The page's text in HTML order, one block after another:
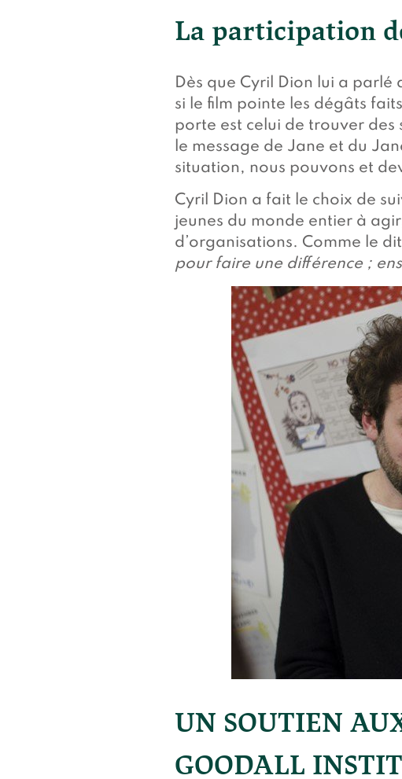
La participation
Dès que Cyril Dion lui a parlé
si le film pointe les dégâts
porte est celui de trouver des
le message de Jane et du
situation, nous pouvons et
Cyril Dion a fait le choix de
jeunes du monde entier à
d’organisations. Comme le
pour faire une différence ;
UN SOUTIEN
GOODALL